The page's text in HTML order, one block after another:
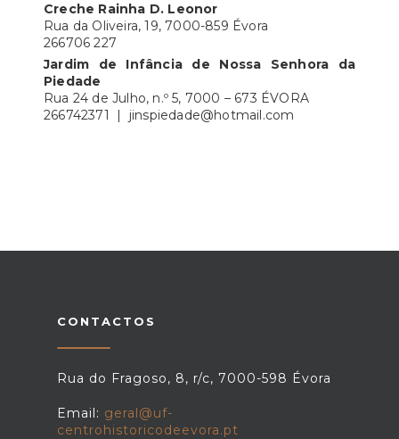
Creche Rainha D. Leonor
Rua da Oliveira, 19, 7000-859 Évora
266706 227
Jardim de Infância de Nossa Senhora da
Piedade
Rua 24 de Julho, n.º 5, 7000 – 673 ÉVORA
266742371 | jinspiedade@hotmail.com
CONTACTOS
Rua do Fragoso, 8, r/c, 7000-598 Évora
Email: geral@uf-
centrohistoricodeevora.pt